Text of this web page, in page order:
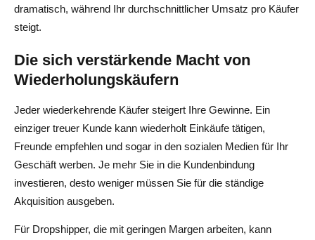
dramatisch, während Ihr durchschnittlicher Umsatz pro Käufer
steigt.
Die sich verstärkende Macht von
Wiederholungskäufern
Jeder wiederkehrende Käufer steigert Ihre Gewinne. Ein
einziger treuer Kunde kann wiederholt Einkäufe tätigen,
Freunde empfehlen und sogar in den sozialen Medien für Ihr
Geschäft werben. Je mehr Sie in die Kundenbindung
investieren, desto weniger müssen Sie für die ständige
Akquisition ausgeben.
Für Dropshipper, die mit geringen Margen arbeiten, kann